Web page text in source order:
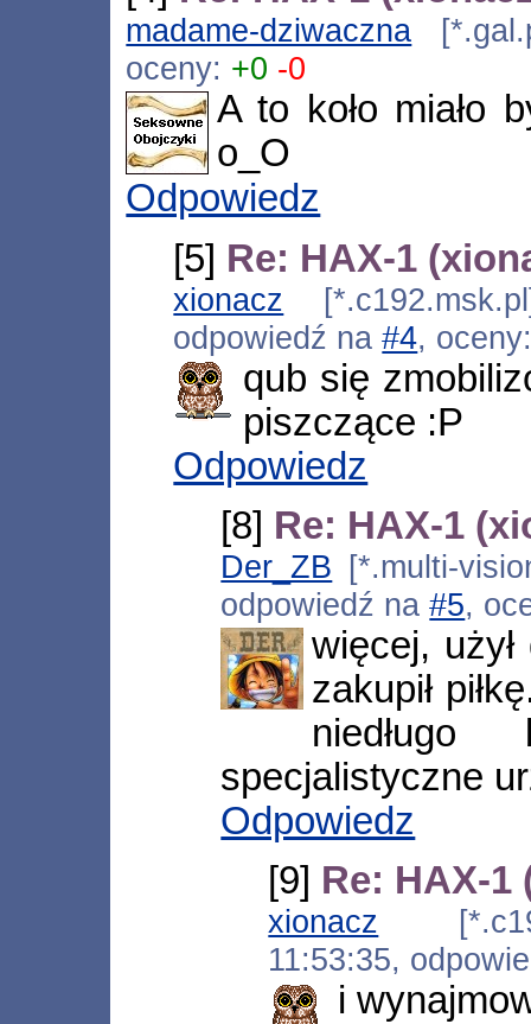
madame-dziwaczna
oceny: +0 -0
A to koło miało
o_O
Odpowiedz
[5] Re: HAX-1
xionacz
odpowiedź na#4,
qub się
piszczące :P
Odpowiedz
[8] Re: HAX-1
Der_ZB [*.multi-
odpowiedź na#5,
więcej,
zakupił
niedługo
specjalistyczne
Odpowiedz
[9] Re: HAX-1
xionacz
11:53:35,
i